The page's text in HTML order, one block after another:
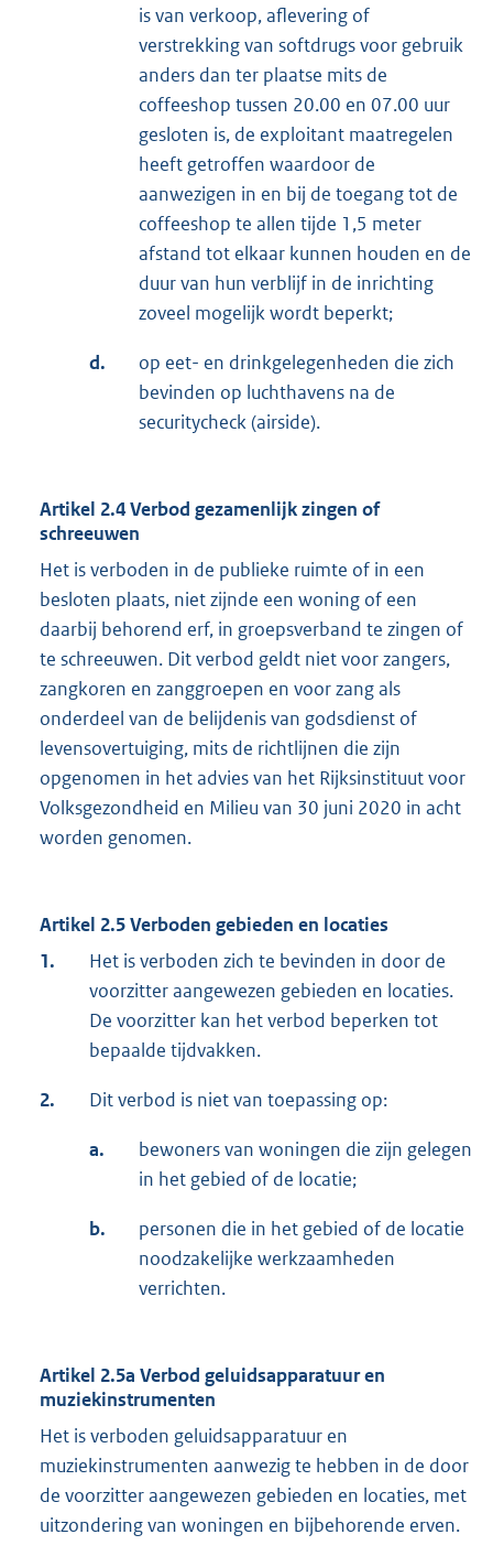
is van verkoop, aflevering of
verstrekking van softdrugs voor gebruik
anders dan ter plaatse mits de
coffeeshop tussen 20.00 en 07.00 uur
gesloten is, de exploitant maatregelen
heeft getroffen waardoor de
aanwezigen in en bij de toegang tot de
coffeeshop te allen tijde 1,5 meter
afstand tot elkaar kunnen houden en de
duur van hun verblijf in de inrichting
zoveel mogelijk wordt beperkt;
d.
op eet- en drinkgelegenheden die zich
bevinden op luchthavens na de
securitycheck (airside).
Artikel 2.4 Verbod gezamenlijk zingen of
schreeuwen
Het is verboden in de publieke ruimte of in een
besloten plaats, niet zijnde een woning of een
daarbij behorend erf, in groepsverband te zingen of
te schreeuwen. Dit verbod geldt niet voor zangers,
zangkoren en zanggroepen en voor zang als
onderdeel van de belijdenis van godsdienst of
levensovertuiging, mits de richtlijnen die zijn
opgenomen in het advies van het Rijksinstituut voor
Volksgezondheid en Milieu van 30 juni 2020 in acht
worden genomen.
Artikel 2.5 Verboden gebieden en locaties
1.
Het is verboden zich te bevinden in door de
voorzitter aangewezen gebieden en locaties.
De voorzitter kan het verbod beperken tot
bepaalde tijdvakken.
2. Dit verbod is niet van toepassing op:
a.
bewoners van woningen die zijn gelegen
in het gebied of de locatie;
b.
personen die in het gebied of de locatie
noodzakelijke werkzaamheden
verrichten.
Artikel 2.5a Verbod geluidsapparatuur en
muziekinstrumenten
Het is verboden geluidsapparatuur en
muziekinstrumenten aanwezig te hebben in de door
de voorzitter aangewezen gebieden en locaties, met
uitzondering van woningen en bijbehorende erven.